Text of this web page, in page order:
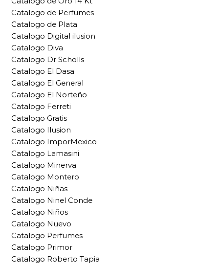
Catalogo de Perfumes
Catalogo de Plata
Catalogo Digital ilusion
Catalogo Diva
Catalogo Dr Scholls
Catalogo El Dasa
Catalogo El General
Catalogo El Norteño
Catalogo Ferreti
Catalogo Gratis
Catalogo Ilusion
Catalogo ImporMexico
Catalogo Lamasini
Catalogo Minerva
Catalogo Montero
Catalogo Niñas
Catalogo Ninel Conde
Catalogo Niños
Catalogo Nuevo
Catalogo Perfumes
Catalogo Primor
Catalogo Roberto Tapia